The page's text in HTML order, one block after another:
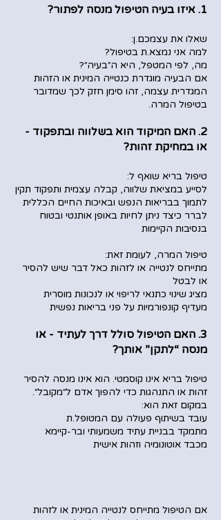
1. איזו בעיה הטיפול מנסה לפתור?
שאלו את עצמכם.ן:
למה אני נמצא.ת בטיפול?
מה, לפי המטפל, היא ה״בעיה״?
אם הבעיה מוגדרת כנטייה המינית או הזהות
המגדרית עצמה, זהו סימן חזק לכך שמדובר
בטיפול המרה.
2. האם המיקוד הוא בשלווה ובתפקוד -
או במחיקת זהות?
טיפול בריא שואף ל:
לסייע במציאת שלווה, קבלה עצמית ותפקוד תקין
לתמוך בבריאות הנפש ובאיכות החיים הכללית
לברר כיצד ניתן לחיות באופן אותנטי ובטוח
בנסיבות הקיימות
טיפול המרה, לעומת זאת:
מתייחס לנטייה או לזהות כאל דבר שיש להסיר
או לבטל
מציג שינוי כתנאי לריפוי או לנכונות מוסרית
מעדיף קונפורמיות על פני בריאות נפשית
3. האם הטיפול סולל דרך לעתיד - או
מנסה “לתקן” אותך?
טיפול בריא אינו קוסמטי. הוא אינו מנסה להסיר
זהות או התנהגות כדי להפוך אדם ל״מקובל״.
במקום זאת הוא:
עובד בשיתוף פעולה עם המטופל.ת
מתמקד בבניית עתיד משמעותי ובר-קיימא
מכבד אוטונומיה וזהות אישית
אם הטיפול מתייחס לנטייה המינית או לזהות